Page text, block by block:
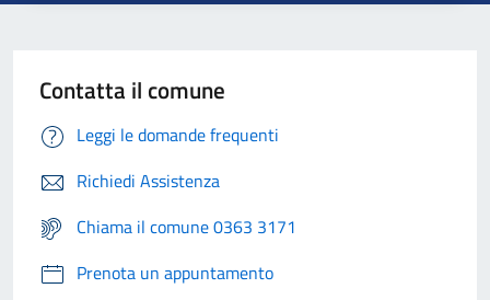
Contatta il comune
Leggi le domande frequenti
Richiedi Assistenza
Chiama il comune 0363 3171
Prenota un appuntamento